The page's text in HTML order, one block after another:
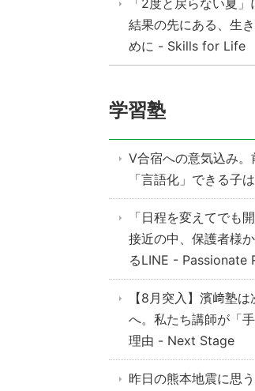
「2度と戻らない夏」
結果の先にある、生
めに - Skills for Life
学習塾
V合宿への意気込み
「言語化」できる子
「日程を変えてでも
接近の中、保護者様
るLINE - Passionate
【8月突入】濱﨑塾
へ。私たち講師が「
理由 - Next Stage
昨日の熊本地震に思